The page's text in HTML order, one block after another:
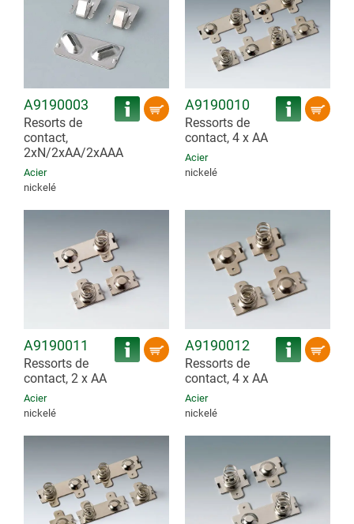
A9190003
Resorts de
contact,
2xN/2xAA/2xAAA
Acier
nickelé
A9190010
Ressorts de
contact, 4 x AA
Acier
nickelé
A9190011
Ressorts de
contact, 2 x AA
Acier
nickelé
A9190012
Ressorts de
contact, 4 x AA
Acier
nickelé